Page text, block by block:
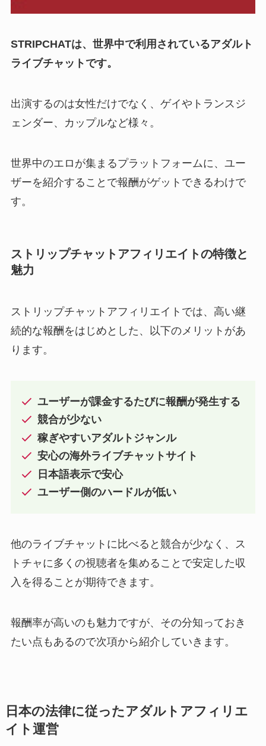
STRIPCHATは、世界中で利用されているアダルト
ライブチャットです。
出演するのは女性だけでなく、ゲイやトランスジ
ェンダー、カップルなど様々。
世界中のエロが集まるプラットフォームに、ユー
ザーを紹介することで報酬がゲットできるわけで
す。
ストリップチャットアフィリエイトの特徴と
魅力
ストリップチャットアフィリエイトでは、高い継
続的な報酬をはじめとした、以下のメリットがあ
ります。
ユーザーが課金するたびに報酬が発生する
競合が少ない
稼ぎやすいアダルトジャンル
安心の海外ライブチャットサイト
日本語表示で安心
ユーザー側のハードルが低い
他のライブチャットに比べると競合が少なく、ス
トチャに多くの視聴者を集めることで安定した収
入を得ることが期待できます。
報酬率が高いのも魅力ですが、その分知っておき
たい点もあるので次項から紹介していきます。
日本の法律に従ったアダルトアフィリエ
イト運営